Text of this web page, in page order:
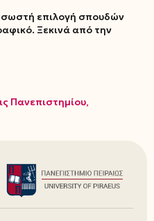
επιλογή σπουδών
Ξεκινά από την
Πανεπιστημίου,